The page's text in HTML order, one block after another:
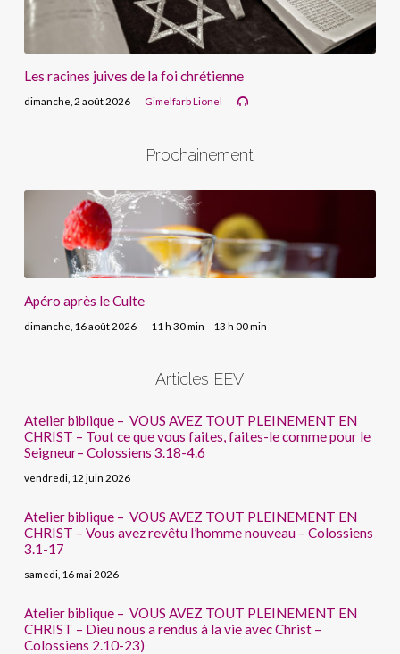
Les racines juives de la foi chrétienne
dimanche, 2 août 2026 Gimelfarb Lionel
Prochainement
Apéro après le Culte
dimanche, 16 août 2026 11 h 30 min – 13 h 00 min
Articles EEV
Atelier biblique – VOUS AVEZ TOUT PLEINEMENT EN
CHRIST – Tout ce que vous faites, faites-le comme pour le
Seigneur– Colossiens 3.18-4.6
vendredi, 12 juin 2026
Atelier biblique – VOUS AVEZ TOUT PLEINEMENT EN
CHRIST – Vous avez revêtu l’homme nouveau – Colossiens
3.1-17
samedi, 16 mai 2026
Atelier biblique – VOUS AVEZ TOUT PLEINEMENT EN
CHRIST – Dieu nous a rendus à la vie avec Christ –
Colossiens 2.10-23)